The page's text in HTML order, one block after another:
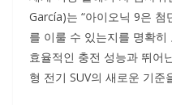
García)는 “아이오닉 9은
를 이룰 수 있는지를 명확히
효율적인 충전 성능과 뛰어
형 전기 SUV의 새로운 기준